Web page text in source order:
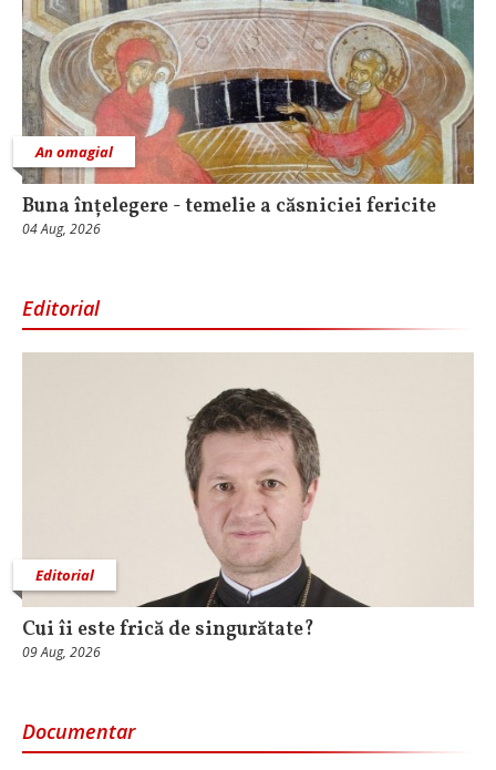
An omagial
Buna înțelegere - temelie a căsniciei fericite
04 Aug, 2026
Editorial
Editorial
Cui îi este frică de singurătate?
09 Aug, 2026
Documentar